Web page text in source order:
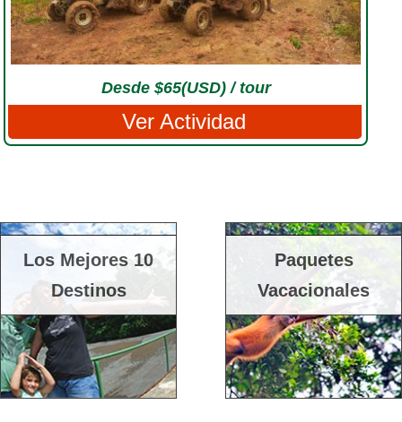
Desde $65(USD) / tour
Ver Actividad
Los Mejores 10
Destinos
Paquetes
Vacacionales